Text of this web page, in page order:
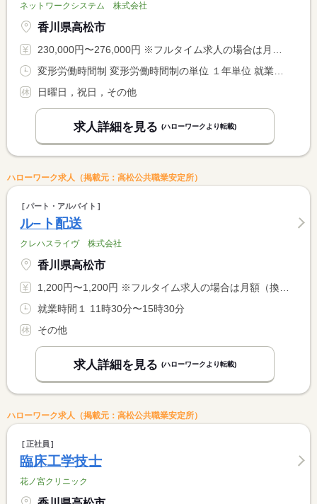
ネットワークシステム 株式会社
香川県高松市
230,000円〜276,000円 ※フルタイム求人の場合は月額（換算額）、パート求人の場合は時間額を表示しています。
日曜日，祝日，その他
求人詳細を見る (ハローワークより転載)
ハローワーク求人（掲載元：高松公共職業安定所）
パート・アルバイト
ル−ト配送
クレハスライヴ 株式会社
香川県高松市
1,200円〜1,200円 ※フルタイム求人の場合は月額（換算額）、パート求人の場合は時間額を表示しています。
就業時間１ 11時30分〜15時30分
その他
求人詳細を見る (ハローワークより転載)
ハローワーク求人（掲載元：高松公共職業安定所）
正社員
臨床工学技士
花ノ宮クリニック